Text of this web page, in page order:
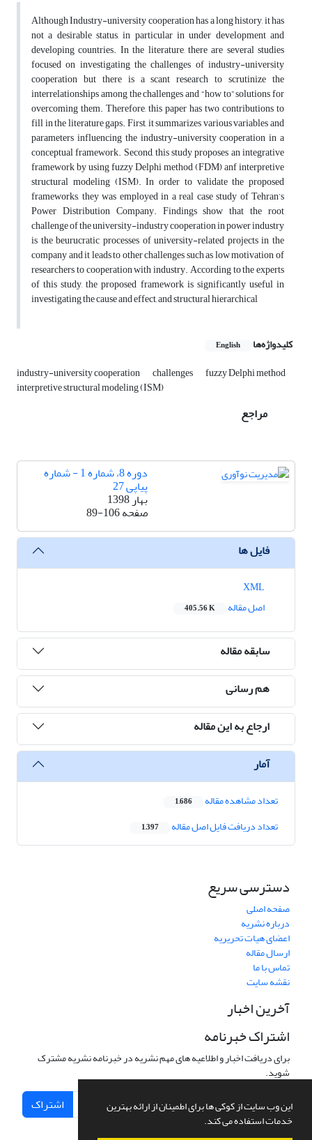
این وب سایت از کوکی ها برای اطمینان از ارائه بهترین
خدمات استفاده می کند.
Although Industry-university cooperation has a long history, it has
not a desirable status, in particular in under development and
developing countries. In the literature, there are several studies
focused on investigating the challenges of industry-university
cooperation but there is a scant research to scrutinize the
interrelationships among the challenges and “how to” solutions for
overcoming them. Therefore, this paper has two contributions to
fill in the literature gaps. First, it summarizes various variables and
parameters influencing the industry-university cooperation in a
conceptual framework. Second, this study proposes an integrative
framework by using fuzzy Delphi method (FDM) anf interpretive
structural modeling (ISM). In order to validate the proposed
frameworks, they was employed in a real case study of Tehran’s
Power Distribution Company. Findings show that the root
challenge of the university-industry cooperation in power industry
is the beurucratic processes of university-related projects in the
company and it leads to other challenges such as low motivation of
researchers to cooperation with industry. According to the experts
of this study, the proposed framework is significantly useful in
investigating the cause and effect, and structural hierarchical
کلیدواژه‌ها English
industry-university cooperation challenges fuzzy Delphi method
interpretive structural modeling (ISM)
مراجع
دوره 8، شماره 1 - شماره
پیاپی 27
بهار 1398
صفحه89-106
فایل ها
اصل مقاله
405.56 K
سابقه مقاله
هم رسانی
ارجاع به این مقاله
آمار
تعداد مشاهده مقاله 1,686
تعداد دریافت فایل اصل مقاله 1,397
دسترسی سریع
صفحه اصلی
درباره نشریه
اعضای هیات تحریریه
ارسال مقاله
تماس با ما
نقشه سایت
آخرین اخبار
اشتراک خبرنامه
برای دریافت اخبار و اطلاعیه های مهم نشریه در خبرنامه نشریه مشترک
شوید.
اشتراک